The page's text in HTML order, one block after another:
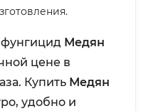
Медян
цене в
Купить Медян
удобно и